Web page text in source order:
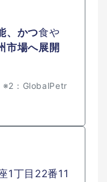
、かつ食や
市場へ展開
※2：GlobalPetr
1丁目22番11